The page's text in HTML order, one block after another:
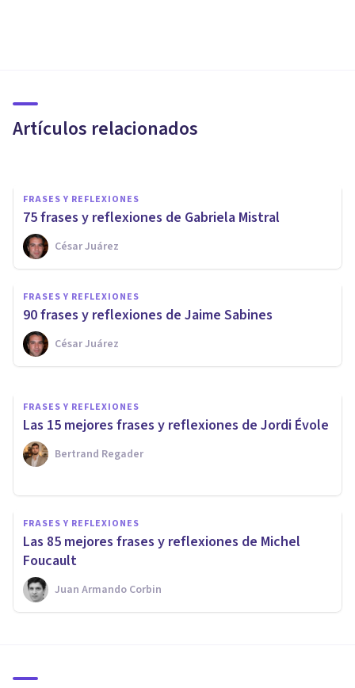
Artículos relacionados
Hermann Hesse
FRASES Y REFLEXIONES
75 frases y reflexiones de Gabriela Mistral
César Juárez
FRASES Y REFLEXIONES
90 frases y reflexiones de Jaime Sabines
César Juárez
FRASES Y REFLEXIONES
80 frases y reflexiones de
Margaret Mead
Xavier Molina
FRASES Y REFLEXIONES
Las 15 mejores frases y reflexiones de Jordi Évole
Bertrand Regader
FRASES Y REFLEXIONES
Las 85 mejores frases y reflexiones de Michel
Foucault
Juan Armando Corbin